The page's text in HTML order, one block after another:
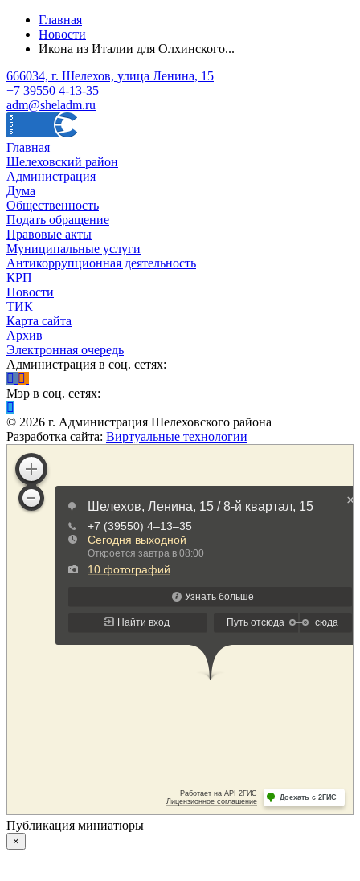
Главная
Новости
Икона из Италии для Олхинского...
666034, г. Шелехов, улица Ленина, 15
+7 39550 4-13-35
adm@sheladm.ru
Главная
Шелеховский район
Администрация
Дума
Общественность
Подать обращение
Правовые акты
Муниципальные услуги
Антикоррупционная деятельность
КРП
Новости
ТИК
Карта сайта
Архив
Электронная очередь
Администрация в соц. сетях:
Мэр в соц. сетях:
© 2026 г. Администрация Шелеховского района
Разработка сайта: Виртуальные технологии
Публикация миниатюры
×